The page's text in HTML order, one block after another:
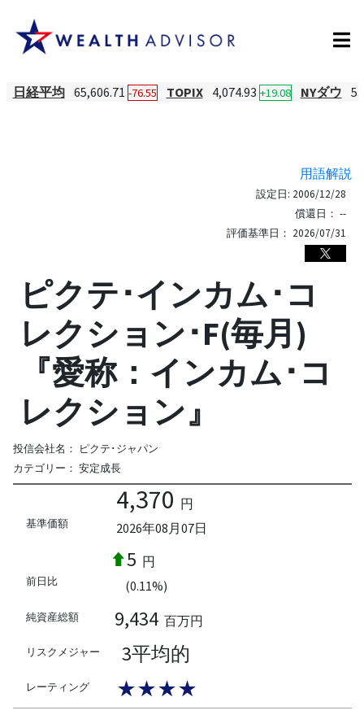
日経平均 65,606.71 -76.55 TOPIX 4,074.93 +19.08 NYダウ
用語解説
設定日: 2006/12/28
償還日： --
評価基準日： 2026/07/31
ピクテ･インカム･コ
レクション･F(毎月)
『愛称：インカム･コ
レクション』
投信会社名： ピクテ･ジャパン
カテゴリー： 安定成長
基準価額
4,370 円
2026年08月07日
前日比
5 円
(0.11%)
純資産総額 9,434 百万円
リスクメジャー 3平均的
レーティング ★★★★